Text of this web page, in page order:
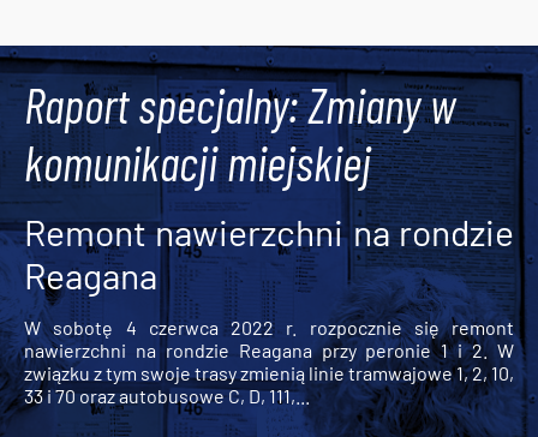
Raport specjalny: Zmiany w
komunikacji miejskiej
Remont nawierzchni na rondzie
Reagana
W sobotę 4 czerwca 2022 r. rozpocznie się remont
nawierzchni na rondzie Reagana przy peronie 1 i 2. W
związku z tym swoje trasy zmienią linie tramwajowe 1, 2, 10,
33 i 70 oraz autobusowe C, D, 111,...